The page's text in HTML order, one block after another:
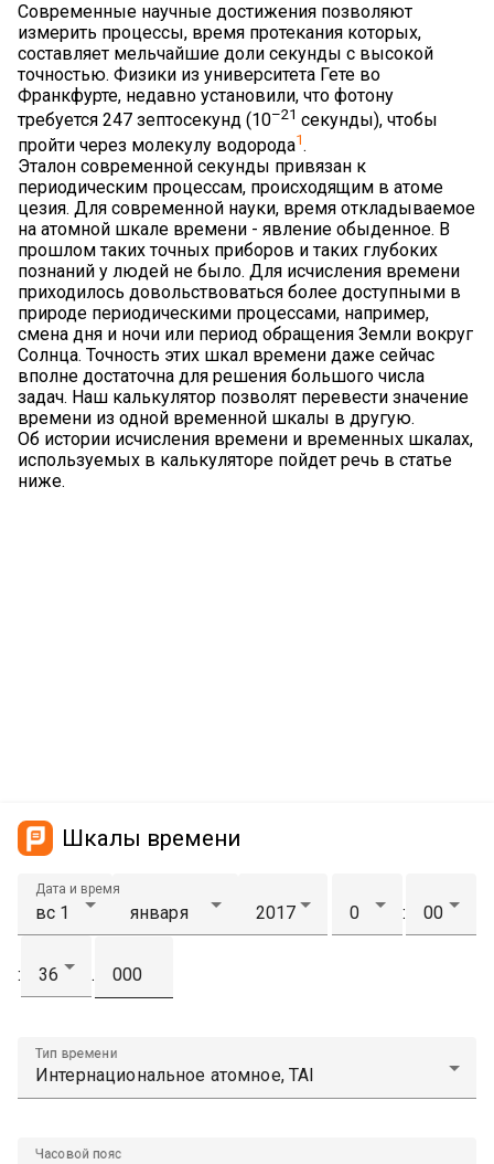
Современные научные достижения позволяют
измерить процессы, время протекания которых,
составляет мельчайшие доли секунды с высокой
точностью. Физики из университета Гете во
Франкфурте, недавно установили, что фотону
требуется 247 зептосекунд (10–21 секунды), чтобы
пройти через молекулу водорода1.
Эталон современной секунды привязан к
периодическим процессам, происходящим в атоме
цезия. Для современной науки, время откладываемое
на атомной шкале времени - явление обыденное. В
прошлом таких точных приборов и таких глубоких
познаний у людей не было. Для исчисления времени
приходилось довольствоваться более доступными в
природе периодическими процессами, например,
смена дня и ночи или период обращения Земли вокруг
Солнца. Точность этих шкал времени даже сейчас
вполне достаточна для решения большого числа
задач. Наш калькулятор позволят перевести значение
времени из одной временной шкалы в другую.
Об истории исчисления времени и временных шкалах,
используемых в калькуляторе пойдет речь в статье
ниже.
Шкалы времени
Дата и время
:
: .
Тип времени
Часовой пояс